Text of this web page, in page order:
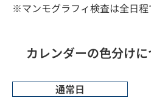
※マンモグラフィ検査は全日程
カレンダーの色分けに
通常日